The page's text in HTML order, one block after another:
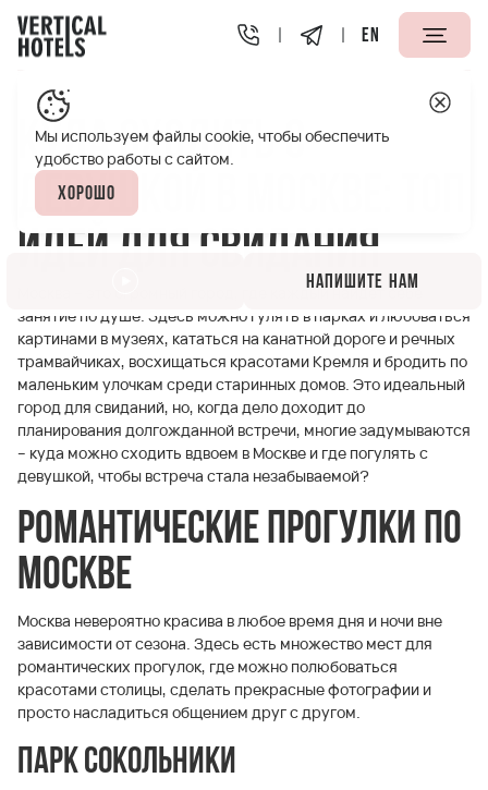
EN
Апарт-отели Vertical Куда
Куда сходить с
девушкой в Москве: топ
идей для свидания
Москва – это огромный город, где каждый найдет себе
занятие по душе. Здесь можно гулять в парках и любоваться
картинами в музеях, кататься на канатной дороге и речных
трамвайчиках, восхищаться красотами Кремля и бродить по
маленьким улочкам среди старинных домов. Это идеальный
город для свиданий, но, когда дело доходит до
планирования долгожданной встречи, многие задумываются
– куда можно сходить вдвоем в Москве и где погулять с
девушкой, чтобы встреча стала незабываемой?
Романтические прогулки по
Москве
Москва невероятно красива в любое время дня и ночи вне
зависимости от сезона. Здесь есть множество мест для
романтических прогулок, где можно полюбоваться
красотами столицы, сделать прекрасные фотографии и
просто насладиться общением друг с другом.
Парк Сокольники
Мы используем файлы cookie, чтобы обеспечить
удобство работы с сайтом.
Хорошо
Напишите нам